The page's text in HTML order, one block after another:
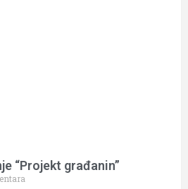
“Projekt građanin”